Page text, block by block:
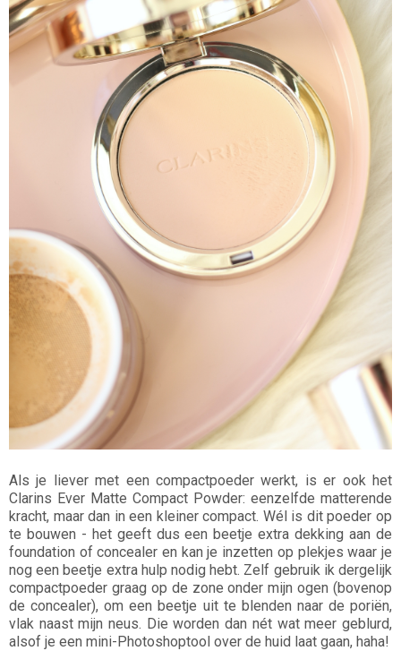
Als je liever met een compactpoeder werkt, is er ook het
Clarins Ever Matte Compact Powder: eenzelfde matterende
kracht, maar dan in een kleiner compact. Wél is dit poeder op
te bouwen - het geeft dus een beetje extra dekking aan de
foundation of concealer en kan je inzetten op plekjes waar je
nog een beetje extra hulp nodig hebt. Zelf gebruik ik dergelijk
compactpoeder graag op de zone onder mijn ogen (bovenop
de concealer), om een beetje uit te blenden naar de poriën,
vlak naast mijn neus. Die worden dan nét wat meer geblurd,
alsof je een mini-Photoshoptool over de huid laat gaan, haha!